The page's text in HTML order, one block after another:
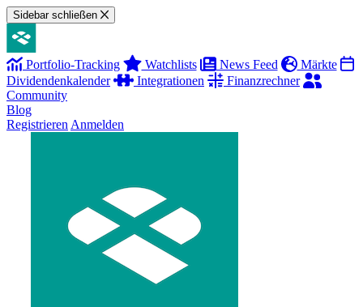
Sidebar schließen
Portfolio-Tracking Watchlists News Feed
Märkte
Dividendenkalender
Integrationen
Finanzrechner
Community
Blog
Registrieren Anmelden